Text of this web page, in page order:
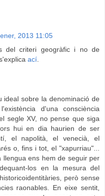
2013 11:05
del criteri geogràfic i no de
ací
ideal sobre la denominació de
d'una consciència
segle XV, no pense que siga
hui en dia haurien de ser
el napolità, el venecià, el
o, fins i tot, el "xapurriau"...
llengua ens hem de seguir per
los en la mesura del
però sense
raonables. En eixe sentit,